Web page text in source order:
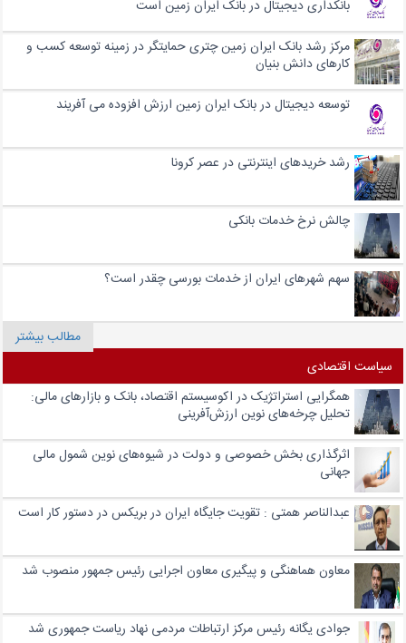
بانکداری دیجیتال در بانک ایران زمین است
مرکز رشد بانک ایران زمین چتری حمایتگر در زمینه توسعه کسب و
کارهای دانش بنیان
توسعه دیجیتال در بانک ایران زمین ارزش افزوده می آفریند
رشد خریدهای اینترنتی در عصر کرونا
چالش نرخ خدمات بانکی
سهم شهرهای ایران از خدمات بورسی چقدر است؟
مطالب بیشتر
سیاست اقتصادی
همگرایی استراتژیک در اکوسیستم اقتصاد، بانک و بازارهای مالی:
تحلیل چرخه‌های نوین ارزش‌آفرینی
اثرگذاری بخش خصوصی و دولت در شیوه‌های نوین شمول مالی
جهانی
عبدالناصر همتی : تقویت جایگاه ایران در بریکس در دستور کار است
معاون هماهنگی و پیگیری معاون اجرایی رئیس جمهور منصوب شد
جوادی یگانه رئیس مرکز ارتباطات مردمی نهاد ریاست جمهوری شد